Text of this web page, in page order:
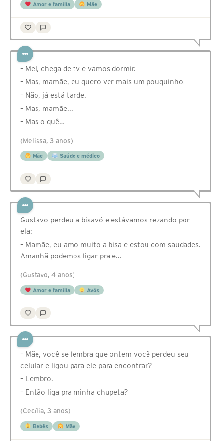
Amor e família Mãe
– Mel, chega de tv e vamos dormir.
– Mas, mamãe, eu quero ver mais um pouquinho.
– Não, já está tarde.
– Mas, mamãe...
– Mas o quê…
(Melissa, 3 anos)
Mãe Saúde e médico
Gustavo perdeu a bisavó e estávamos rezando por
ela:
– Mamãe, eu amo muito a bisa e estou com saudades.
Amanhã podemos ligar pra e…
(Gustavo, 4 anos)
Amor e família Avós
– Mãe, você se lembra que ontem você perdeu seu
celular e ligou para ele para encontrar?
– Lembro.
– Então liga pra minha chupeta?
(Cecília, 3 anos)
Bebês Mãe